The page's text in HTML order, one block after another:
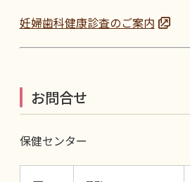
妊婦歯科健康診査のご案内
お問合せ
保健センター